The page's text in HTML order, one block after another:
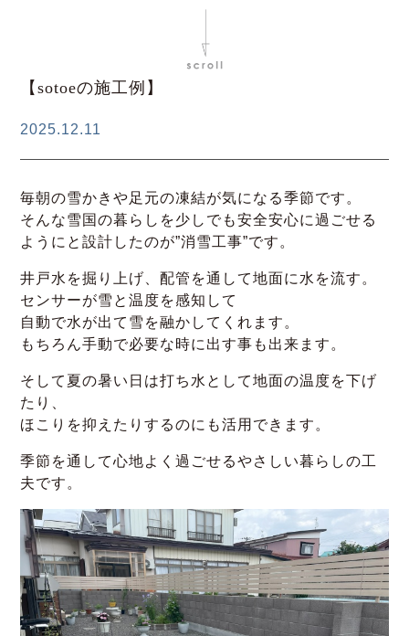
【sotoeの施工例】
2025.12.11
毎朝の雪かきや足元の凍結が気になる季節です。
そんな雪国の暮らしを少しでも安全安心に過ごせる
ようにと設計したのが”消雪工事”です。
井戸水を掘り上げ、配管を通して地面に水を流す。
センサーが雪と温度を感知して
自動で水が出て雪を融かしてくれます。
もちろん手動で必要な時に出す事も出来ます。
そして夏の暑い日は打ち水として地面の温度を下げ
たり、
ほこりを抑えたりするのにも活用できます。
季節を通して心地よく過ごせるやさしい暮らしの工
夫です。